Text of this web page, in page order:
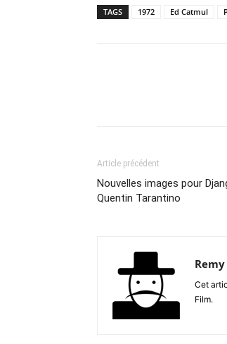
TAGS 1972 Ed Catmul
Article précédent
Nouvelles images pour
Quentin Tarantino
Cet
Film.